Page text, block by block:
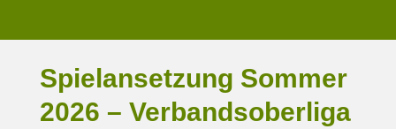
Spielansetzung Sommer
2026 – Verbandsoberliga